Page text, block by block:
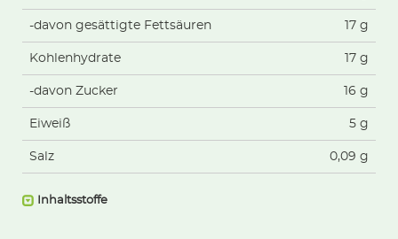
-davon gesättigte Fettsäuren 17 g
Kohlenhydrate 17 g
-davon Zucker 16 g
Eiweiß 5 g
Salz 0,09 g
Inhaltsstoffe